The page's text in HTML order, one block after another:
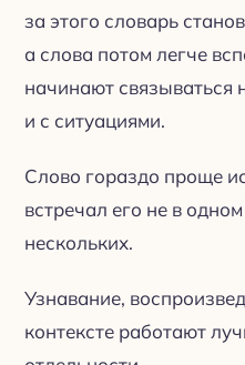
за этого словарь
а слова потом легче
начинают связываться
и с ситуациями.
Слово гораздо проще
встречал его не в
нескольких.
Узнавание,
контексте работают